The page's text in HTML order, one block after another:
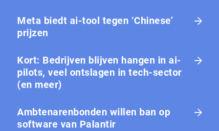
Meta biedt ai-tool tegen ‘Chinese’
prijzen
Kort: Bedrijven blijven hangen in ai-
pilots, veel ontslagen in tech-sector
(en meer)
Ambtenarenbonden willen ban op
software van Palantir